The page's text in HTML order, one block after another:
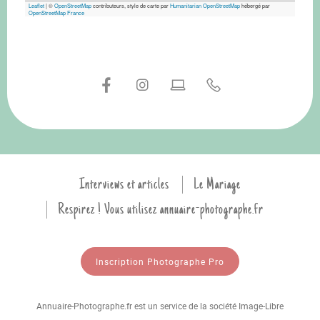
Leaflet|©OpenStreetMapcontributeurs, style de carte parHumanitarian OpenStreetMaphébergé par
OpenStreetMap France
Interviews et articles
Le Mariage
Respirez ! Vous utilisez annuaire-photographe.fr
Inscription Photographe Pro
Annuaire-Photographe.fr est un service de la société Image-Libre